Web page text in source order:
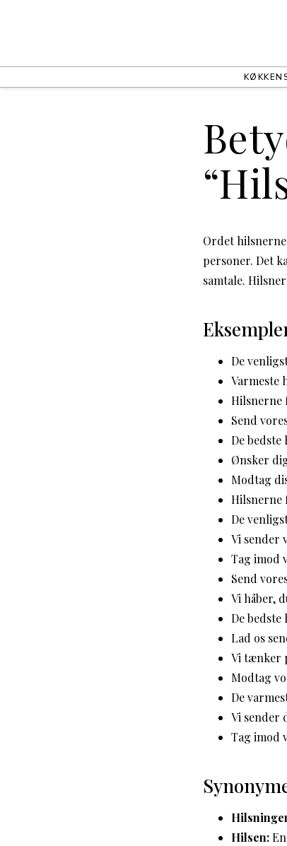
KØKKEN
Ordet
personer. Det
samtale.
De
Varmeste
Hilsnerne
Send
De
Ønsker
Modtag
Hilsnerne
De
Vi sender
Tag imod
Send
Vi håber,
De
Lad os
Vi tænker
Modtag
De
Vi sender
Tag imod
Hilsen: